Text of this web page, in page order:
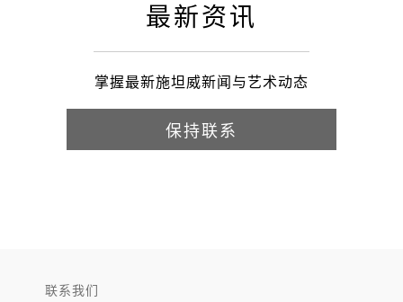
最新资讯
掌握最新施坦威新闻与艺术动态
保持联系
联系我们